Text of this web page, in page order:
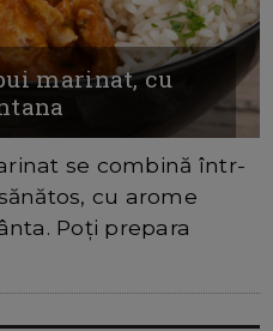
marinat, cu
se combină într-
cu arome
Poți prepara